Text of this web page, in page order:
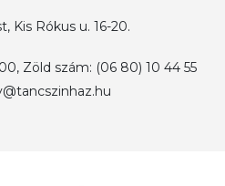
Kis Rókus u. 16-20.
Zöld szám: (06 80) 10 44 55